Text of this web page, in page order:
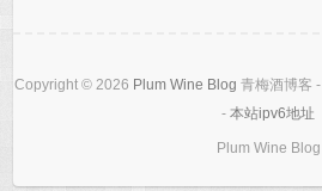
Copyright © 2026 Plum Wine Blog 青梅酒博客 -
- 本站ipv6地址
Plum Wine Blog